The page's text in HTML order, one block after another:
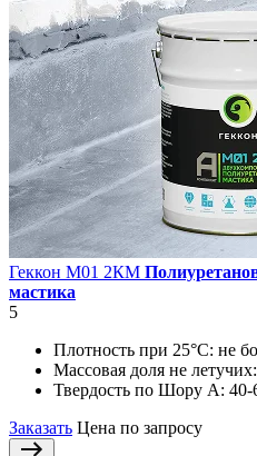
Геккон М01 2КМ
мастика
5
Плотность при 25°С: не
Массовая доля не летучих:
Твердость по Шору А: 40-
Заказать Цена по запросу